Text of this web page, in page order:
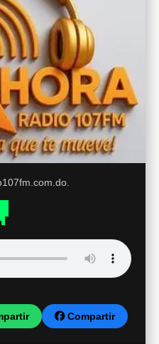
Compartir